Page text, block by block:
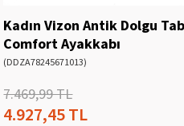
Kadın Vizon Antik Dolgu
Comfort Ayakkabı
(DDZA78245671013)
7.469,99 TL
4.927,45 TL